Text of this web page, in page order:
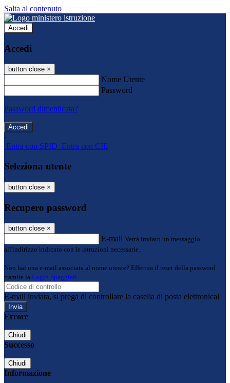
Salta al contenuto
Accedi
Accedi
button close ×
Nome Utente
Password
Password dimenticata?
-
Entra con SPID Entra con CIE
Seleziona utente
button close ×
Recupero password
button close ×
E-mail Verrà inviato un messaggio
all'indirizzo indicato con le istruzioni necessarie.
Non hai una e-mail associata al nome utente? Effettua il reset della password
tramite la Login Spaggiari
E-mail inviata, si prega di controllare la casella di posta elettronica!
Errore
Chiudi
Successo
Chiudi
Informazione